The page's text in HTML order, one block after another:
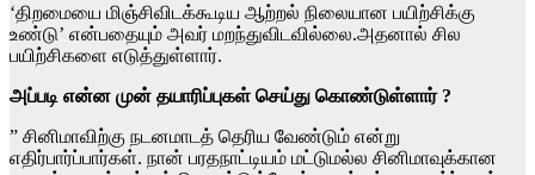
‘திறமையை மிஞ்சிவிடக்கூடிய ஆற்றல் நிலையான பயிற்சிக்கு
உண்டு’ என்பதையும் அவர் மறந்துவிடவில்லை.அதனால் சில
பயிற்சிகளை எடுத்துள்ளார்.
அப்படி என்ன முன் தயாரிப்புகள் செய்து கொண்டுள்ளார் ?
” சினிமாவிற்கு நடனமாடத் தெரிய வேண்டும் என்று
எதிர்பார்ப்பார்கள். நான் பரதநாட்டியம் மட்டுமல்ல சினிமாவுக்கான